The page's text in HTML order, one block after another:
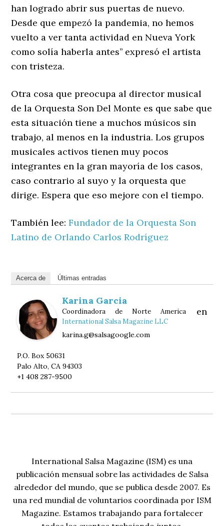
han logrado abrir sus puertas de nuevo.
Desde que empezó la pandemia, no hemos
vuelto a ver tanta actividad en Nueva York
como solía haberla antes’’ expresó el artista
con tristeza.
Otra cosa que preocupa al director musical
de la Orquesta Son Del Monte es que sabe que
esta situación tiene a muchos músicos sin
trabajo, al menos en la industria. Los grupos
musicales activos tienen muy pocos
integrantes en la gran mayoría de los casos,
caso contrario al suyo y la orquesta que
dirige. Espera que eso mejore con el tiempo.
También lee:Fundador de la Orquesta Son
Latino de Orlando Carlos Rodríguez
Acerca de Últimas entradas
Karina Garcia
Coordinadora de Norte Americaen
International Salsa Magazine LLC
karina.g@salsagoogle.com
P.O. Box 50631
Palo Alto, CA 94303
+1 408 287-9500
International Salsa Magazine (ISM) es una
publicación mensual sobre las actividades de Salsa
alrededor del mundo, que se publica desde 2007. Es
una red mundial de voluntarios coordinada por ISM
Magazine. Estamos trabajando para fortalecer